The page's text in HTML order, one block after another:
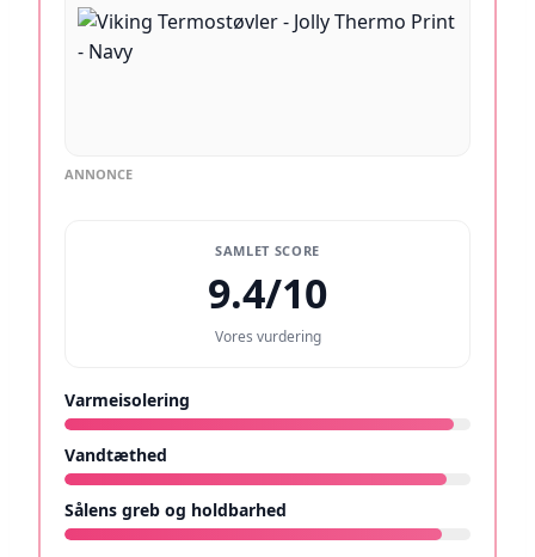
ANNONCE
SAMLET SCORE
9.4/10
Vores vurdering
Varmeisolering
Vandtæthed
Sålens greb og holdbarhed